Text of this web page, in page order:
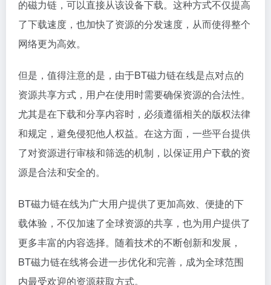
的磁力链，可以直接从该设备下载。这种方式不仅提高
了下载速度，也加快了资源的分发速度，从而使得整个
网络更为高效。
但是，值得注意的是，由于BT磁力链在线是点对点的
资源共享方式，用户在使用时需要确保资源的合法性。
尤其是在下载和分享内容时，必须遵循相关的版权法律
和规定，避免侵犯他人权益。在这方面，一些平台提供
了对资源进行审核和筛选的机制，以保证用户下载的资
源是合法和安全的。
BT磁力链在线为广大用户提供了更加高效、便捷的下
载体验，不仅加速了全球资源的共享，也为用户提供了
更多丰富的内容选择。随着技术的不断创新和发展，
BT磁力链在线将会进一步优化和完善，成为全球范围
内最受欢迎的资源获取方式。